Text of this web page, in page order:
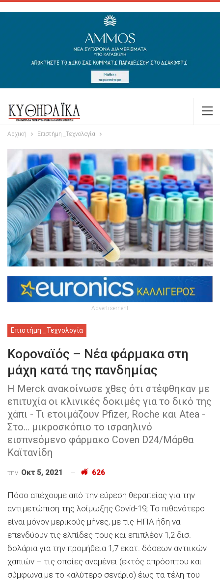
Αρχική Επιστήμη _Τεχνολογία
Advertisement
Επιστήμη _Τεχνολογία
Κοροναϊός – Νέα φάρμακα στη
μάχη κατά της πανδημίας
Η Merck ανακοίνωσε χθες ότι στέφθηκαν με
επιτυχία οι κλινικές δοκιμές για το δικό της
χάπι - Τι ετοιμάζουν Pfizer, Roche και Atea­ -
Στο… μικροσκόπιο το ισραηλινό
εισπνεόμενο φάρμακο Coven D24/Μάρθα
Καϊτανίδη
την Οκτ 5, 2021 626
Πόσο απέχουμε από την εύρεση θεραπείας για την
αντιμετώπιση της λοίμωξης Covid-19; Το πιθανότερο
είναι μόνον μερικούς μήνες, με τις ΗΠΑ ήδη να
επενδύουν τις ελπίδες τους και επιπλέον 1,2 δισ.
δολάρια για την προμήθεια 1,7 εκατ. δόσεων αντιικών
χαπιών – τις οποίες αναμένει (εκτός απρόοπτου και
σύμφωνα με το καλύτερο σενάριο) έως τα τέλη του